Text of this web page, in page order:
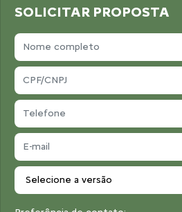
SOLICITAR PROPOSTA